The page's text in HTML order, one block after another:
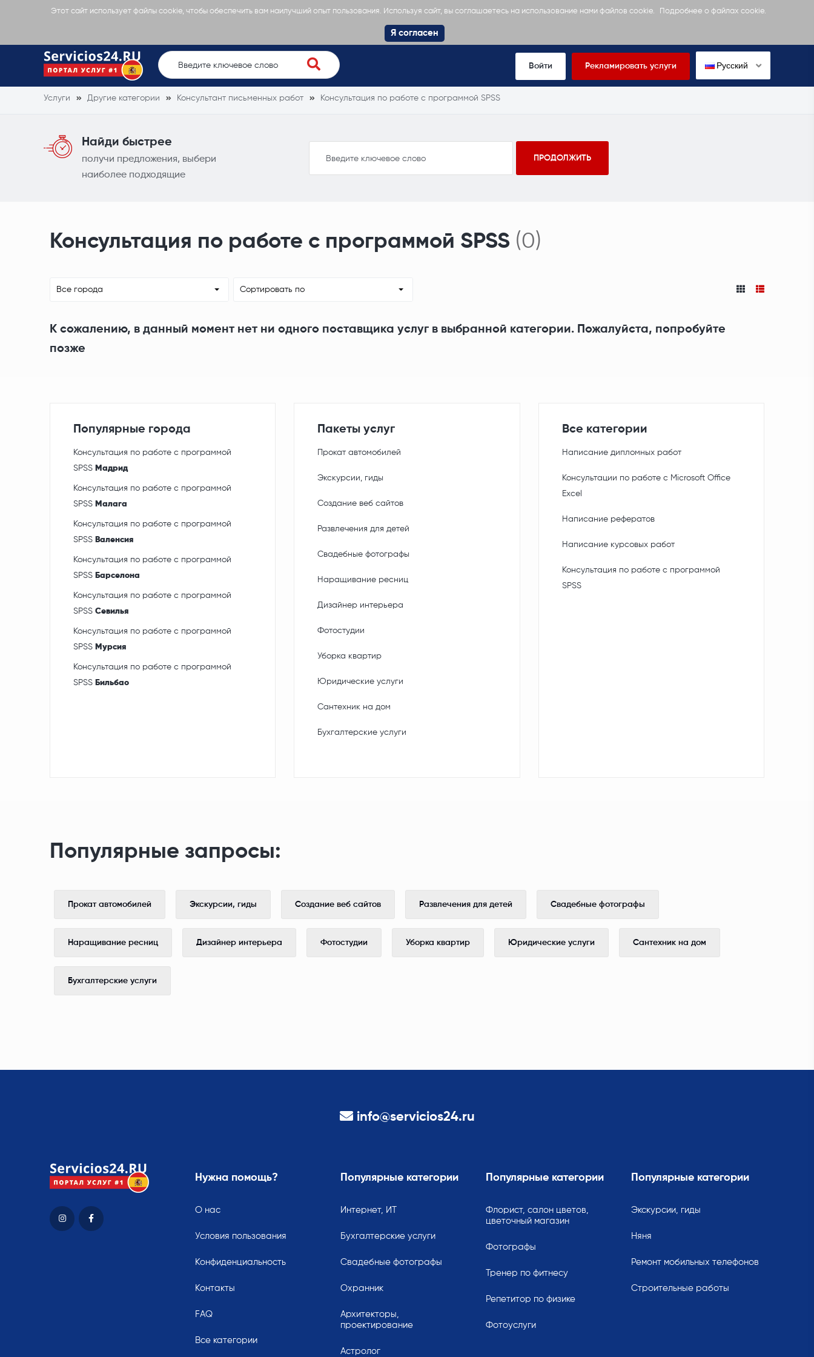
Этот сайт использует файлы cookie, чтобы обеспечить вам наилучший опыт пользования. Используя сайт, вы соглашаетесь на использование нами файлов cookie. Подробнее о файлах cookie.
Я согласен
Войти Рекламировать услуги Русский
Услуги Другие категории Консультант письменных работ Консультация по работе с программой SPSS
Найди быстрее
получи предложения, выбери
наиболее подходящие
Консультация по работе с программой SPSS (0)
Все города Сортировать по
К сожалению, в данный момент нет ни одного поставщика услуг в выбранной категории. Пожалуйста, попробуйте
позже
Популярные города
Консультация по работе с программой
SPSS Мадрид
Консультация по работе с программой
SPSS Малага
Консультация по работе с программой
SPSS Валенсия
Консультация по работе с программой
SPSS Барселона
Консультация по работе с программой
SPSS Севилья
Консультация по работе с программой
SPSS Мурсия
Консультация по работе с программой
SPSS Бильбао
Пакеты услуг
Прокат автомобилей
Экскурсии, гиды
Создание веб сайтов
Развлечения для детей
Свадебные фотографы
Наращивание ресниц
Дизайнер интерьера
Фотостудии
Уборка квартир
Юридические услуги
Сантехник на дом
Бухгалтерские услуги
Все категории
Написание дипломных работ
Консультации по работе с Microsoft Office
Excel
Написание рефератов
Написание курсовых работ
Консультация по работе с программой
SPSS
Популярные запросы:
Прокат автомобилей Экскурсии, гиды Создание веб сайтов Развлечения для детей Свадебные фотографы
Наращивание ресниц Дизайнер интерьера Фотостудии Уборка квартир Юридические услуги Сантехник на дом
Бухгалтерские услуги
info@servicios24.ru
Нужна помощь?
О нас
Условия пользования
Конфиденциальность
Контакты
FAQ
Все категории
Популярные категории
Интернет, ИТ
Бухгалтерские услуги
Свадебные фотографы
Охранник
Архитекторы,
проектирование
Астролог
Популярные категории
Флорист, салон цветов,
цветочный магазин
Фотографы
Тренер по фитнесу
Репетитор по физике
Фотоуслуги
Популярные категории
Экскурсии, гиды
Няня
Ремонт мобильных телефонов
Строительные работы